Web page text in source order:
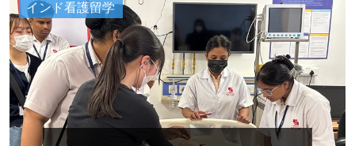
インド看護留学